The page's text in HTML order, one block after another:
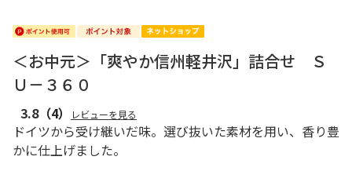
＜お中元＞「爽やか信州軽井沢」詰合せ Ｓ
Ｕ－３６０
3.8（4） レビューを見る
ドイツから受け継いだ味。選び抜いた素材を用い、香り豊
かに仕上げました。